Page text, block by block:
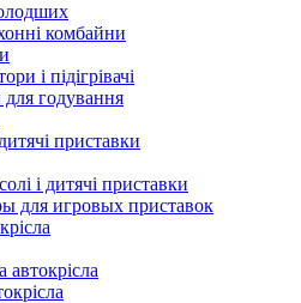
комбайни
і підігрівачі
для годування
приставки
і дитячі приставки
для игровых приставок
автокрісла